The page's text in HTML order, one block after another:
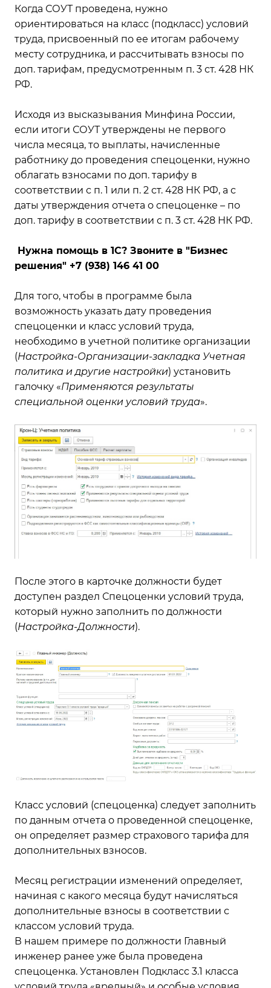
Когда СОУТ проведена, нужно
ориентироваться на класс (подкласс) условий
труда, присвоенный по ее итогам рабочему
месту сотрудника, и рассчитывать взносы по
доп. тарифам, предусмотренным п. 3 ст. 428 НК
РФ.
Исходя из высказывания Минфина России,
если итоги СОУТ утверждены не первого
числа месяца, то выплаты, начисленные
работнику до проведения спецоценки, нужно
облагать взносами по доп. тарифу в
соответствии с п. 1 или п. 2 ст. 428 НК РФ, а с
даты утверждения отчета о спецоценке – по
доп. тарифу в соответствии с п. 3 ст. 428 НК РФ.
Нужна помощь в 1С? Звоните в "Бизнес
решения" +7 (938) 146 41 00
Для того, чтобы в программе была
возможность указать дату проведения
спецоценки и класс условий труда,
необходимо в учетной политике организации
(Настройка-Организации-закладка Учетная
политика и другие настройки) установить
галочку «Применяются результаты
специальной оценки условий труда».
После этого в карточке должности будет
доступен раздел Спецоценки условий труда,
который нужно заполнить по должности
(Настройка-Должности).
Класс условий (спецоценка) следует заполнить
по данным отчета о проведенной спецоценке,
он определяет размер страхового тарифа для
дополнительных взносов.
Месяц регистрации изменений определяет,
начиная с какого месяца будут начисляться
дополнительные взносы в соответствии с
классом условий труда.
В нашем примере по должности Главный
инженер ранее уже была проведена
спецоценка. Установлен Подкласс 3.1 класса